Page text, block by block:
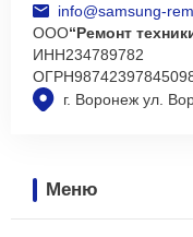
г. Воронеж ул.
info@samsung-
ООО“Ремонт
ИНН234789782
ОГРН
Меню